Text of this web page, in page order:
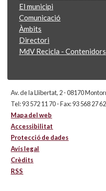
El municipi
Comunicació
Àmbits
Directori
MdV Recicla -
Av. de la Llibertat, 2 - 08170
Tel: 93 572 11 70 - Fax: 93 568 27
Mapa del web
Accessibilitat
Protecció de dades
Avís legal
Crèdits
RSS